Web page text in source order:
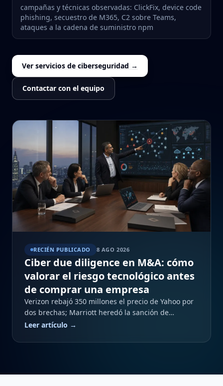
campañas y técnicas observadas: ClickFix, device code
phishing, secuestro de M365, C2 sobre Teams,
ataques a la cadena de suministro npm
Ver servicios de ciberseguridad →
Contactar con el equipo
RECIÉN PUBLICADO 8 AGO 2026
Ciber due diligence en M&A: cómo
valorar el riesgo tecnológico antes
de comprar una empresa
Verizon rebajó 350 millones el precio de Yahoo por
dos brechas; Marriott heredó la sanción de
Starwood. Qué evaluar, cómo cifrarlo y cómo
Leer artículo →